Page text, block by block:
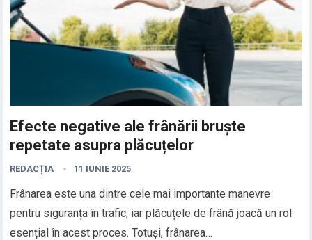
Efecte negative ale frânării bruște
repetate asupra plăcuțelor
REDACȚIA 11 IUNIE 2025
Frânarea este una dintre cele mai importante manevre
pentru siguranța în trafic, iar plăcuțele de frână joacă un rol
esențial în acest proces. Totuși, frânarea…